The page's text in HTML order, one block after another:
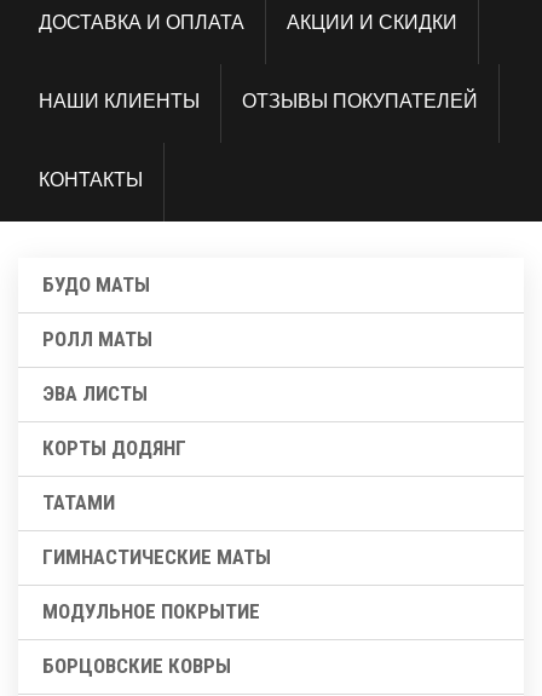
ДОСТАВКА И ОПЛАТА АКЦИИ И СКИДКИ
НАШИ КЛИЕНТЫ ОТЗЫВЫ ПОКУПАТЕЛЕЙ
КОНТАКТЫ
БУДО МАТЫ
РОЛЛ МАТЫ
ЭВА ЛИСТЫ
КОРТЫ ДОДЯНГ
ТАТАМИ
ГИМНАСТИЧЕСКИЕ МАТЫ
МОДУЛЬНОЕ ПОКРЫТИЕ
БОРЦОВСКИЕ КОВРЫ